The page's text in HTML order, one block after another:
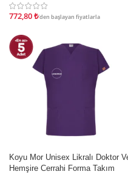
772,80₺'den başlayan fiyatlarla
İndirim
Koyu Mor Unisex Likralı Doktor
Hemşire Cerrahi Forma Takım